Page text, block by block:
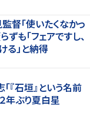
督「使いたくなかっ
も「フェアですし、
る」と納得
『石垣』という名前
年ぶり夏白星